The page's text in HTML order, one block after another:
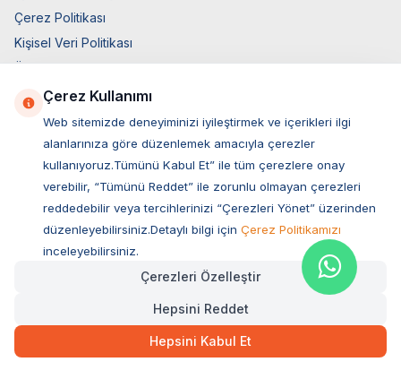
Çerez Politikası
Kişisel Veri Politikası
Üyelik ve Kullanım Şartları
Satış Sözleşmesi
Teslimat Koşulları
Ticari Elektronik İzin
Elektronik İleti Aydınlatma Metni
Hızlı Erişim
Üye Giriş
Yeni Üyelik
Bize Ulaşın
Hesap Bilgileri
Çerez Kullanımı
Web sitemizde deneyiminizi iyileştirmek ve içerikleri ilgi
alanlarınıza göre düzenlemek amacıyla çerezler
kullanıyoruz.Tümünü Kabul Et” ile tüm çerezlere onay
verebilir, “Tümünü Reddet” ile zorunlu olmayan çerezleri
reddedebilir veya tercihlerinizi “Çerezleri Yönet” üzerinden
düzenleyebilirsiniz.Detaylı bilgi için Çerez Politikamızı
inceleyebilirsiniz.
Çerezleri Özelleştir
Hepsini Reddet
Hepsini Kabul Et